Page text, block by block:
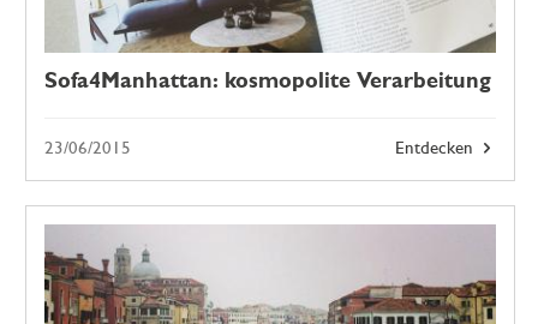
Sofa4Manhattan: kosmopolite Verarbeitung
Entdecken
23/06/2015